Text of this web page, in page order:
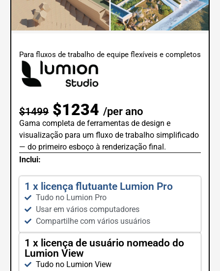
Para fluxos de trabalho de equipe flexíveis e completos
$1499 $1234 /per ano
Gama completa de ferramentas de design e
visualização para um fluxo de trabalho simplificado
— do primeiro esboço à renderização final.
Inclui:
1 x licença flutuante Lumion Pro
Tudo no Lumion Pro
Usar em vários computadores
Compartilhe com vários usuários
1 x licença de usuário nomeado do
Lumion View
Tudo no Lumion View